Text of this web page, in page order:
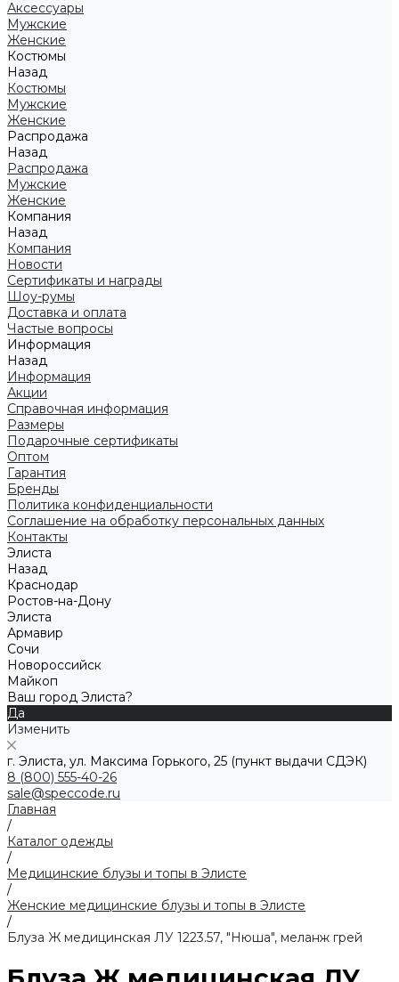
Аксессуары
Мужские
Женские
Костюмы
Назад
Костюмы
Мужские
Женские
Распродажа
Назад
Распродажа
Мужские
Женские
Компания
Назад
Компания
Новости
Сертификаты и награды
Шоу-румы
Доставка и оплата
Частые вопросы
Информация
Назад
Информация
Акции
Справочная информация
Размеры
Подарочные сертификаты
Оптом
Гарантия
Бренды
Политика конфиденциальности
Соглашение на обработку персональных данных
Контакты
Элиста
Назад
Краснодар
Ростов-на-Дону
Элиста
Армавир
Сочи
Новороссийск
Майкоп
Ваш город Элиста?
Да
Изменить
г. Элиста, ул. Максима Горького, 25 (пункт выдачи СДЭК)
8 (800) 555-40-26
sale@speccode.ru
Главная
/
Каталог одежды
/
Медицинские блузы и топы в Элисте
/
Женские медицинские блузы и топы в Элисте
/
Блуза Ж медицинская ЛУ 1223.57, "Нюша", меланж грей